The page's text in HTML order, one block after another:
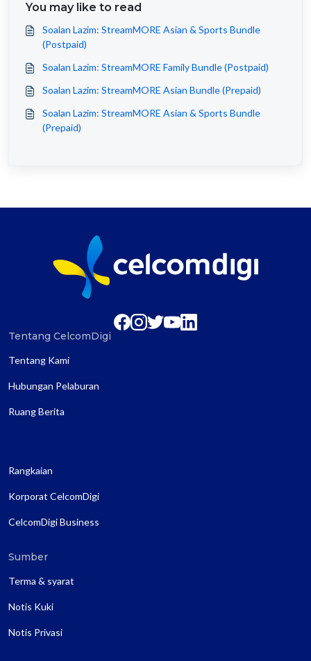
You may like to read
Soalan Lazim: StreamMORE Asian & Sports Bundle
(Postpaid)
Soalan Lazim: StreamMORE Family Bundle (Postpaid)
Soalan Lazim: StreamMORE Asian Bundle (Prepaid)
Soalan Lazim: StreamMORE Asian & Sports Bundle
(Prepaid)
Tentang CelcomDigi
Tentang Kami
Hubungan Pelaburan
Ruang Berita
Rangkaian
Korporat CelcomDigi
CelcomDigi Business
Sumber
Terma & syarat
Notis Kuki
Notis Privasi